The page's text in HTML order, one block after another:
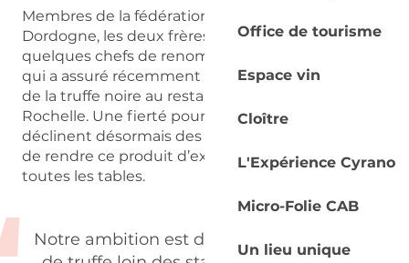
Office de tourisme
Espace vin
Cloître
L'Expérience Cyrano
Micro-Folie CAB
Un lieu unique
Membres de la fédération des trufficulteurs de
Dordogne, les deux frères ont déjà séduit
quelques chefs de renom comme Anthony Cadei
qui a assuré récemment un masterclass autour
de la truffe noire au restaurant Les Flots à La
Rochelle. Une fierté pour les deux frères qui
déclinent désormais des tartinables. Une façon
de rendre ce produit d’exception accessible à
toutes les tables.
Notre ambition est d’offrir un « vrai » goût